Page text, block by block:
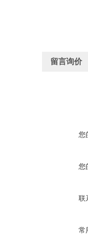
留言询价
您
您
联
常